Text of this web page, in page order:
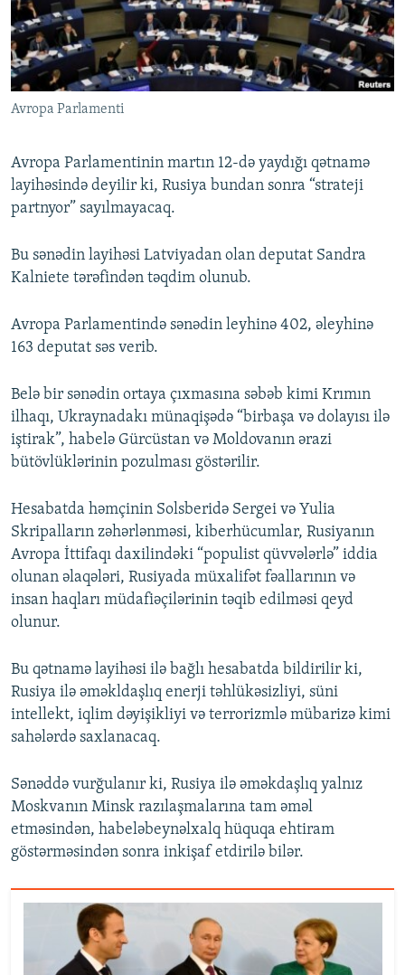
İNFOQRAFIKA
KARIKATURA
AZƏRBAYCAN ƏDƏBIYYATI KITABXANASI
İSLAM VƏ DEMOKRATIYA
İZ - MƏDƏNIYYƏT PROQRAMI
MISSIYAMIZ
PEŞƏ ETIKASI VƏ JURNALISTIKA STANDARTLARIMIZ
MATERIALLARIMIZDAN ISTIFADƏ
AZADLIQRADIOSU MOBIL TELEFONUNUZDA
XƏBƏR BÜLLETENLƏRIMIZ
BIZI IZLƏ
RFE/RL-in bütün saytları
Avropa Parlamenti
Avropa Parlamentinin martın 12-də yaydığı qətnamə
layihəsində deyilir ki, Rusiya bundan sonra “strateji
partnyor” sayılmayacaq.
Bu sənədin layihəsi Latviyadan olan deputat Sandra
Kalniete tərəfindən təqdim olunub.
Avropa Parlamentində sənədin leyhinə 402, əleyhinə
163 deputat səs verib.
Belə bir sənədin ortaya çıxmasına səbəb kimi Krımın
ilhaqı, Ukraynadakı münaqişədə “birbaşa və dolayısı ilə
iştirak”, habelə Gürcüstan və Moldovanın ərazi
bütövlüklərinin pozulması göstərilir.
Hesabatda həmçinin Solsberidə Sergei və Yulia
Skripalların zəhərlənməsi, kiberhücumlar, Rusiyanın
Avropa İttifaqı daxilindəki “populist qüvvələrlə” iddia
olunan əlaqələri, Rusiyada müxalifət fəallarının və
insan haqları müdafiəçilərinin təqib edilməsi qeyd
olunur.
Bu qətnamə layihəsi ilə bağlı hesabatda bildirilir ki,
Rusiya ilə əməkldaşlıq enerji təhlükəsizliyi, süni
intellekt, iqlim dəyişikliyi və terrorizmlə mübarizə kimi
sahələrdə saxlanacaq.
Sənəddə vurğulanır ki, Rusiya ilə əməkdaşlıq yalnız
Moskvanın Minsk razılaşmalarına tam əməl
etməsindən, habeləbeynəlxalq hüquqa ehtiram
göstərməsindən sonra inkişaf etdirilə bilər.